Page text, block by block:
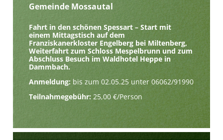
Gemeinde Mossautal
Fahrt in den schönen Spessart – Start mit
einem Mittagstisch auf dem
Franziskanerkloster Engelberg bei Miltenberg,
Weiterfahrt zum Schloss Mespelbrunn und zum
Abschluss Besuch im Waldhotel Heppe in
Dammbach.
Anmeldung: bis zum 02.05.25 unter 06062/91990
Teilnahmegebühr:25,00 €/Person